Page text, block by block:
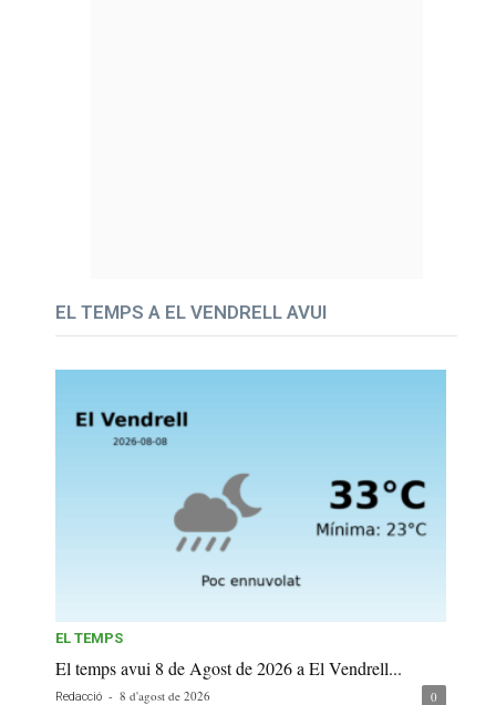
EL TEMPS A EL VENDRELL AVUI
EL TEMPS
El temps avui 8 de Agost de 2026 a El Vendrell...
Redacció - 8 d'agost de 2026 0